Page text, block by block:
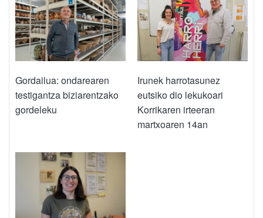
Gordailua: ondarearen
testigantza biziarentzako
gordeleku
Irunek harrotasunez
eutsiko dio lekukoari
Korrikaren irteeran
martxoaren 14an